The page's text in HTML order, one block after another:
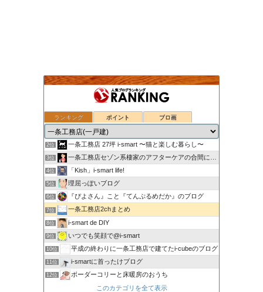
ランキング ポイント ブロ画
1位 nasu_star's blog
2位 一条工務店 27坪 i-smart 〜猫と楽しむ暮らし〜
3位 一条工務店セゾン系棲家のアフターケアの合間に綴るブログ
4位 「Kish」i-smart life!
5位 理屈っぽいブログ
6位 『ぴよさん』こと『てんぷるめだか』のブログ
7位 一条工務店2chまとめ
8位 i-smart de DIY
9位 いつでも笑顔で@i-smart
10位 平成の終わりに一条工務店で建てたi-cubeのブログ
11位 i-smartに首ったけブログ
12位 ボーダーコリーと床暖房のおうち
節約しないエコライフ
このカテゴリを全て表示